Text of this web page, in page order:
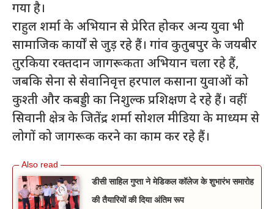
गया है।
राहुल शर्मा के अभियान से प्रेरित होकर अन्य युवा भी
सामाजिक कार्यों से जुड़ रहे हैं। गांव कुतुबपुर के जयबीर
तुरकिया रक्तदान जागरूकता अभियान चला रहे हैं,
जबकि सेना से सेवानिवृत्त हरपाल कसाना युवाओं को
कुश्ती और कबड्डी का निशुल्क प्रशिक्षण दे रहे हैं। वहीं
सिवानी क्षेत्र के जितेंद्र शर्मा सोशल मीडिया के माध्यम से
लोगों को जागरूक करने का काम कर रहे हैं।
डीसी साहिल गुप्ता ने मेडिकल कॉलेज के शुभारंभ समारोह
की तैयारियों की दिया अंतिम रूप